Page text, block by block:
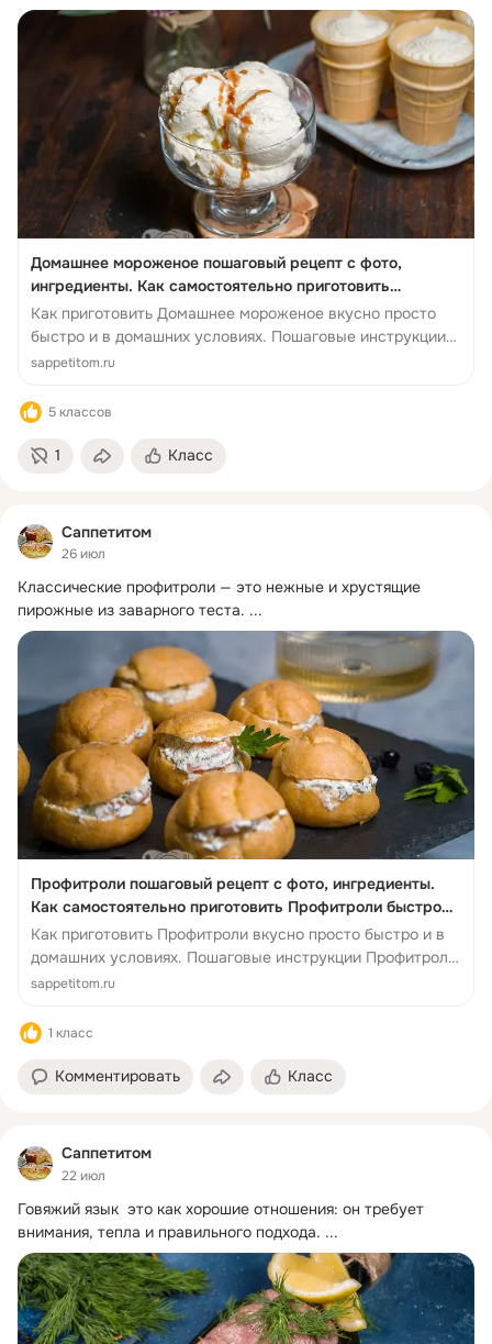
Домашнее мороженое пошаговый рецепт с фото,
ингредиенты. Как самостоятельно приготовить
Домашнее мороженое быстро вкусно в...
Как приготовить Домашнее мороженое вкусно просто
быстро и в домашних условиях. Пошаговые инструкции
Домашнее мороженое и полезн...
sappetitom.ru
5 классов
1 Класс
Саппетитом
26 июл
Классические профитроли — это нежные и хрустящие
пирожные из заварного теста. ...
Профитроли пошаговый рецепт с фото, ингредиенты.
Как самостоятельно приготовить Профитроли быстро
вкусно в домашних условиях.
Как приготовить Профитроли вкусно просто быстро и в
домашних условиях. Пошаговые инструкции Профитроли
и полезные советы.
sappetitom.ru
1 класс
Комментировать Класс
Саппетитом
22 июл
Говяжий язык  это как хорошие отношения: он требует
внимания, тепла и правильного подхода. ...